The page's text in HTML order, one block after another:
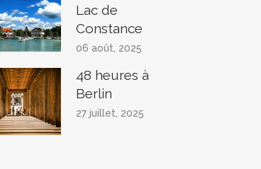
Lac de
Constance
06 août, 2025
48 heures à
Berlin
27 juillet, 2025